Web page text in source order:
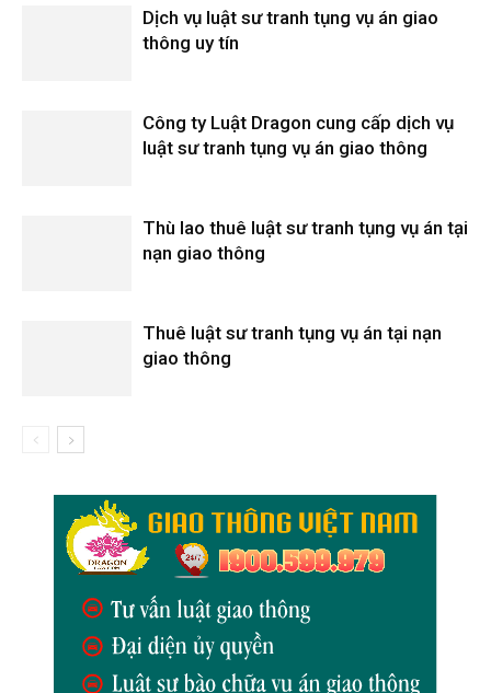
Dịch vụ luật sư tranh tụng vụ án giao
thông uy tín
Công ty Luật Dragon cung cấp dịch vụ
luật sư tranh tụng vụ án giao thông
Thù lao thuê luật sư tranh tụng vụ án tại
nạn giao thông
Thuê luật sư tranh tụng vụ án tại nạn
giao thông